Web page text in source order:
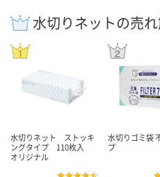
水切りネットの売
水切りネット ストッキ
ングタイプ 110枚入
オリジナル
水切りゴミ袋
プ